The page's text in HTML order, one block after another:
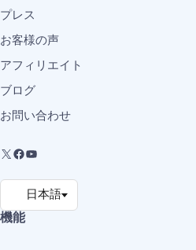
プレス
お客様の声
アフィリエイト
ブログ
お問い合わせ
機能